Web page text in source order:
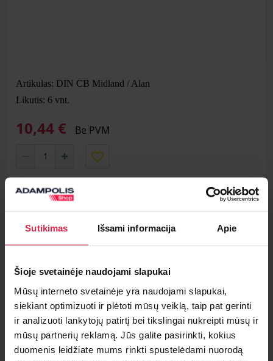
Sutikimas Išsami informacija Apie
Šioje svetainėje naudojami slapukai
Mūsų interneto svetainėje yra naudojami slapukai,
siekiant optimizuoti ir plėtoti mūsų veiklą, taip pat gerinti
ir analizuoti lankytojų patirtį bei tikslingai nukreipti mūsų ir
mūsų partnerių reklamą. Jūs galite pasirinkti, kokius
duomenis leidžiate mums rinkti spustelėdami nuorodą
Artikulas: DIN CB Midland / Alan
Likutis: 6 vnt.
10,44 € Be PVM
Minimalus pirkimo kiekis 1
Pakuotės informacija 1
Teirautis apie prekę
Radai pigiau ?